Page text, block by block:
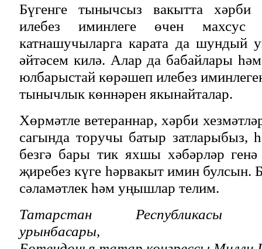
Бүгенге тынычсыз вакытта хәрби
илебез иминлеге өчен махсус
катнашучыларга карата да шундый
әйтәсем килә. Алар да бабайлары
юлбарыстай көрәшеп илебез
тынычлык көннәрен якынайталар.
Хөрмәтле ветераннар, хәрби
сагында торучы батыр затларыбыз,
безгә бары тик яхшы хәбәрләр
җиребез күге һәрвакыт имин булсын.
сәламәтлек һәм уңышлар телим.
Татарстан Республикасы
урынбасары,